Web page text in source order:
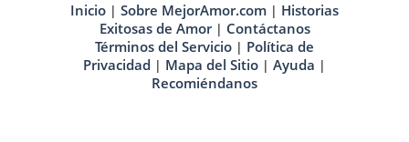
Inicio | Sobre MejorAmor.com | Historias
Exitosas de Amor| Contáctanos
Términos del Servicio | Política de
Privacidad | Mapa del Sitio | Ayuda |
Recomiéndanos